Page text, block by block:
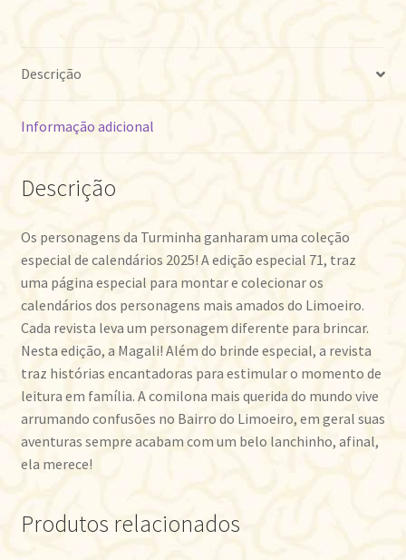
Descrição
Informação adicional
Descrição
Os personagens da Turminha ganharam uma coleção
especial de calendários 2025! A edição especial 71, traz
uma página especial para montar e colecionar os
calendários dos personagens mais amados do Limoeiro.
Cada revista leva um personagem diferente para brincar.
Nesta edição, a Magali! Além do brinde especial, a revista
traz histórias encantadoras para estimular o momento de
leitura em família. A comilona mais querida do mundo vive
arrumando confusões no Bairro do Limoeiro, em geral suas
aventuras sempre acabam com um belo lanchinho, afinal,
ela merece!
Produtos relacionados